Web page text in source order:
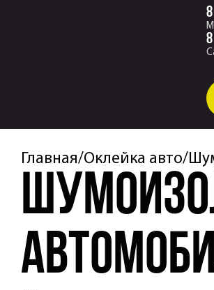
Главная Оклейка авто